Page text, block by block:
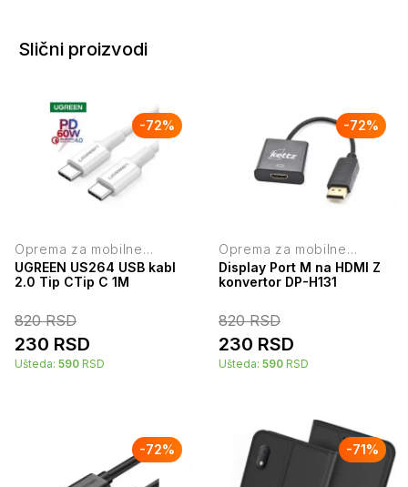
Slični proizvodi
-72%
Oprema za mobilne
telefone
UGREEN US264 USB kabl
2.0 Tip CTip C 1M
820RSD
230 RSD
Ušteda: 590 RSD
-72%
Oprema za mobilne
telefone
Display Port M na HDMI Z
konvertor DP-H131
820RSD
230 RSD
Ušteda: 590 RSD
-72% -71%